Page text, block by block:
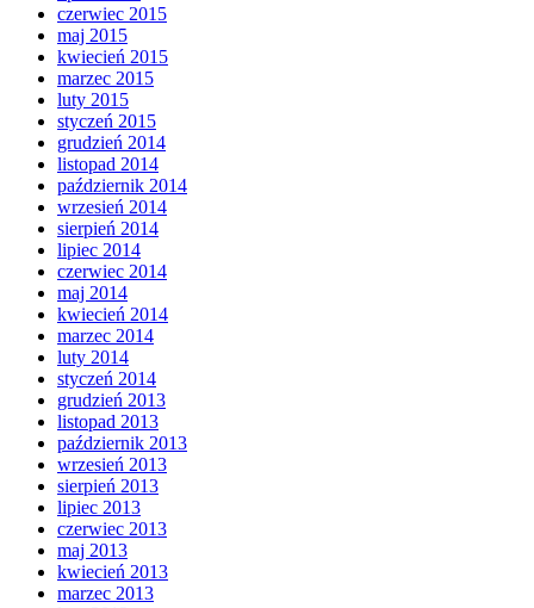
czerwiec 2015
maj 2015
kwiecień 2015
marzec 2015
luty 2015
styczeń 2015
grudzień 2014
listopad 2014
październik 2014
wrzesień 2014
sierpień 2014
lipiec 2014
czerwiec 2014
maj 2014
kwiecień 2014
marzec 2014
luty 2014
styczeń 2014
grudzień 2013
listopad 2013
październik 2013
wrzesień 2013
sierpień 2013
lipiec 2013
czerwiec 2013
maj 2013
kwiecień 2013
marzec 2013